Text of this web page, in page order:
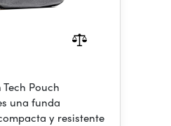
Tech Pouch
una funda
y resistente